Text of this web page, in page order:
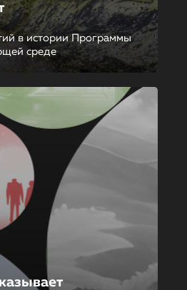
в истории Программы
среде